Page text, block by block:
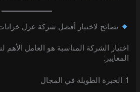
نصائح لاختيار أفضل شركة عزل
اختيار الشركة المناسبة هو العامل الأهم
المعايير:
1. الخبرة الطويلة في المجال